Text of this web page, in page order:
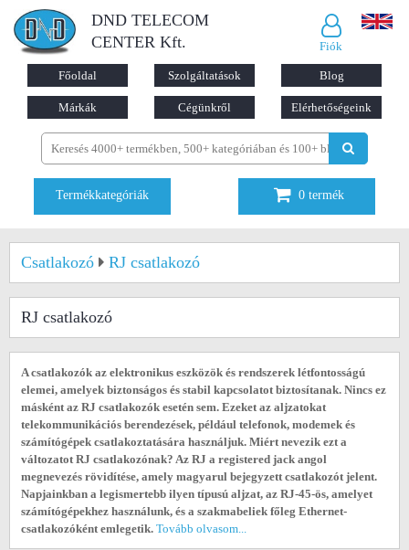
DND TELECOM
CENTER Kft.
Fiók
Főoldal Szolgáltatások Blog
Márkák Cégünkről Elérhetőségeink
Termékkategóriák 0 termék
Csatlakozó RJ csatlakozó
RJ csatlakozó
A csatlakozók az elektronikus eszközök és rendszerek létfontosságú
elemei, amelyek biztonságos és stabil kapcsolatot biztosítanak. Nincs ez
másként az RJ csatlakozók esetén sem. Ezeket az aljzatokat
telekommunikációs berendezések, például telefonok, modemek és
számítógépek csatlakoztatására használjuk. Miért nevezik ezt a
változatot RJ csatlakozónak? Az RJ a registered jack angol
megnevezés rövidítése, amely magyarul bejegyzett csatlakozót jelent.
Napjainkban a legismertebb ilyen típusú aljzat, az RJ-45-ös, amelyet
számítógépekhez használunk, és a szakmabeliek főleg Ethernet-
csatlakozóként emlegetik. Tovább olvasom...